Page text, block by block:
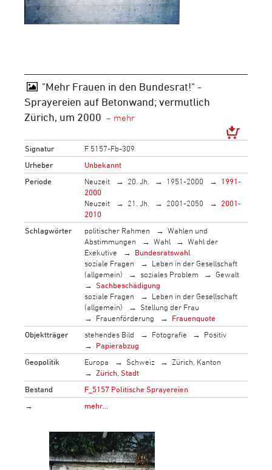
"Mehr Frauen in den Bundesrat!" -
Sprayereien auf Betonwand; vermutlich
Zürich, um 2000
Signatur
F 5157-Fb-309
Urheber
Unbekannt
Periode
Neuzeit 20. Jh. 1951-2000
1991-
2000
Neuzeit
21. Jh. 2001-2050
2001-
2010
Schlagwörter
politischer Rahmen
Wahlen und
Abstimmungen
Wahl
Wahl der
Exekutive
Bundesratswahl
soziale Fragen
Leben in der Gesellschaft
(allgemein)
soziales Problem
Gewalt
Sachbeschädigung
soziale Fragen
Leben in der Gesellschaft
(allgemein)
Stellung der Frau
Frauenförderung
Frauenquote
Objektträger
stehendes Bild Fotografie
Positiv
Papierabzug
Geopolitik
Europa Schweiz
Zürich, Kanton
Zürich, Stadt
Bestand
F_5157 Politische Sprayereien
→
mehr…